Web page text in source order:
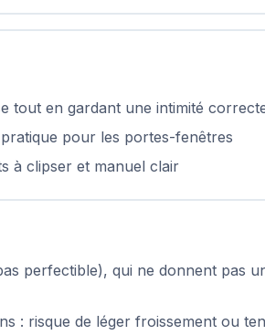
tout en gardant une intimité
pour les portes-fenêtres
à clipser et manuel clair
perfectible), qui ne donnent pas
: risque de léger froissement ou